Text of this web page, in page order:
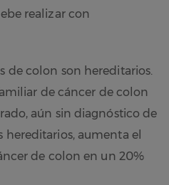
realizar con
de colon son hereditarios.
de cáncer de colon
aún sin diagnóstico de
aumenta el
de colon en un 20%